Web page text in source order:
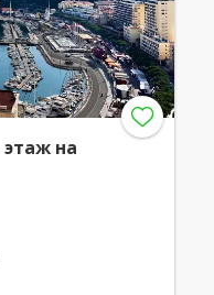
этаж на